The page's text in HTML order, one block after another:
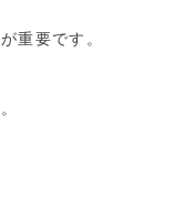
重要です。